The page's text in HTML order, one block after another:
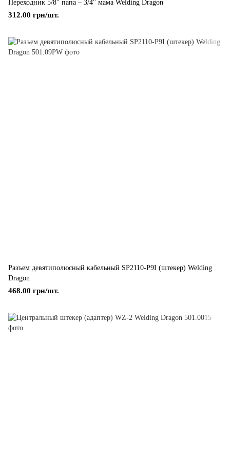
Переходник 5/8'' папа – 3/4" мама Welding Dragon
312.00 грн/шт.
Разъем девятиполюсный кабельный SP2110-P9I (штекер) Welding
Dragon
468.00 грн/шт.